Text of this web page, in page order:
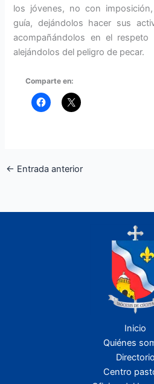
los jóvenes, no con
guía, dejándolos ha­cer sus
acom­pañándolos en el
alejándolos del peligro de pecar.
Comparte en:
← Entrada anterior
Inicio
Quiénes
Directorio
Centro